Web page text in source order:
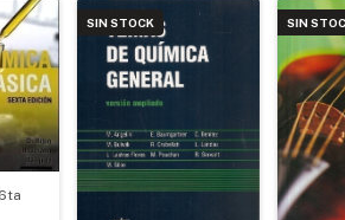
SIN STOCK SIN